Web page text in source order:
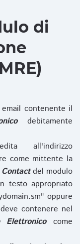
di
contenente il
debitamente
all'indirizzo
come mittente la
Contactdel modulo
testo appropriato
oppure
contenere nel
Elettronicocome